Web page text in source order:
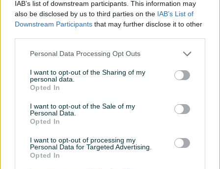
IAB’s list of downstream participants. This information may
also be disclosed by us to third parties on the IAB’s List of
Downstream Participants that may further disclose it to other
Personal Data Processing Opt Outs
I want to opt-out of the Sharing of my
personal data.
Opted In
I want to opt-out of the Sale of my
Personal Data.
Opted In
I want to opt-out of processing my
Personal Data for Targeted Advertising.
Opted In
p0llux 11.03.2021
kupac, preporuka za saradnju.
ramajanaa
Super čovjek!!!
ramajanaa 26.02.2021
Super čovjek! Sve jednostavno i po